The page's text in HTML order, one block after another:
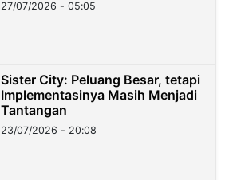
27/07/2026 - 05:05
Sister City: Peluang Besar, tetapi
Implementasinya Masih Menjadi
Tantangan
23/07/2026 - 20:08